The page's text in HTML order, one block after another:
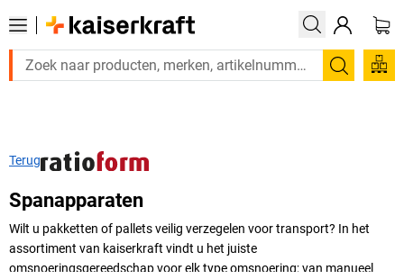
Zoeken
Terug
Spanapparaten
Wilt u pakketten of pallets veilig verzegelen voor transport? In het
assortiment van kaiserkraft vindt u het juiste
omsnoeringsgereedschap voor elk type omsnoering; van manueel